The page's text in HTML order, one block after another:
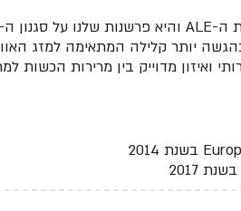
יותר קלילה המתאימה למזג